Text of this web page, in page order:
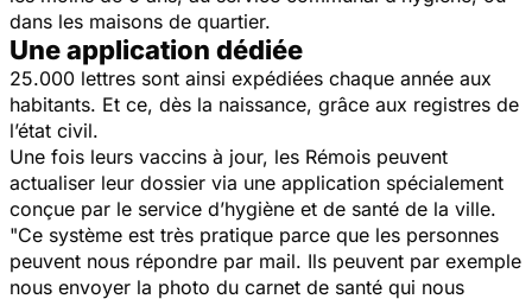
dans les maisons de quartier.
Une application dédiée
25.000 lettres sont ainsi expédiées chaque année aux
habitants. Et ce, dès la naissance, grâce aux registres de
l’état civil.
Une fois leurs vaccins à jour, les Rémois peuvent
actualiser leur dossier via une application spécialement
conçue par le service d’hygiène et de santé de la ville.
"Ce système est très pratique parce que les personnes
peuvent nous répondre par mail. Ils peuvent par exemple
nous envoyer la photo du carnet de santé qui nous